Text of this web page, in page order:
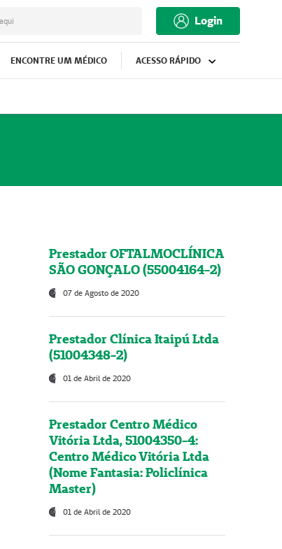
Login
ENCONTRE UM MÉDICO ACESSO RÁPIDO
Prestador OFTALMOCLÍNICA
SÃO GONÇALO (55004164-2)
07 de Agosto de 2020
Prestador Clínica Itaipú Ltda
(51004348-2)
01 de Abril de 2020
Prestador Centro Médico
Vitória Ltda, 51004350-4:
Centro Médico Vitória Ltda
(Nome Fantasia: Policlínica
Master)
01 de Abril de 2020